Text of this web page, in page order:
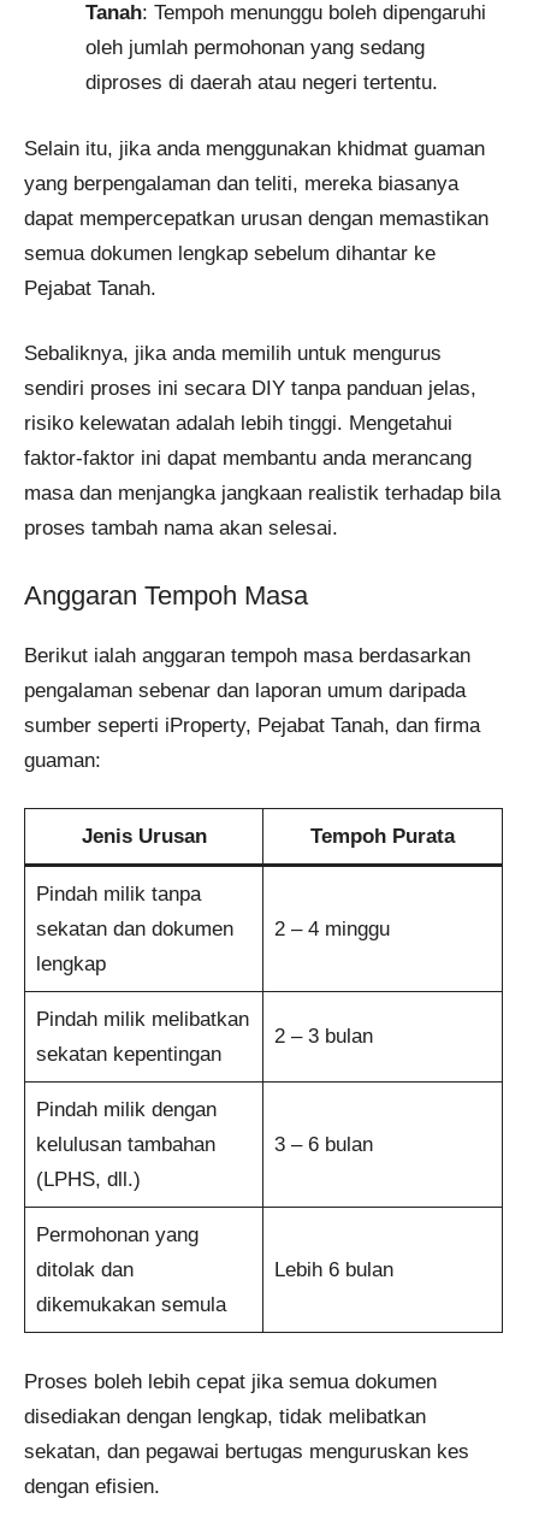
Tanah: Tempoh menunggu boleh dipengaruhi
oleh jumlah permohonan yang sedang
diproses di daerah atau negeri tertentu.
Selain itu, jika anda menggunakan khidmat guaman
yang berpengalaman dan teliti, mereka biasanya
dapat mempercepatkan urusan dengan memastikan
semua dokumen lengkap sebelum dihantar ke
Pejabat Tanah.
Sebaliknya, jika anda memilih untuk mengurus
sendiri proses ini secara DIY tanpa panduan jelas,
risiko kelewatan adalah lebih tinggi. Mengetahui
faktor-faktor ini dapat membantu anda merancang
masa dan menjangka jangkaan realistik terhadap bila
proses tambah nama akan selesai.
Anggaran Tempoh Masa
Berikut ialah anggaran tempoh masa berdasarkan
pengalaman sebenar dan laporan umum daripada
sumber seperti iProperty, Pejabat Tanah, dan firma
guaman:
Jenis Urusan Tempoh Purata
Pindah milik tanpa
sekatan dan dokumen
lengkap
2 – 4 minggu
Pindah milik melibatkan
sekatan kepentingan
2 – 3 bulan
Pindah milik dengan
kelulusan tambahan
(LPHS, dll.)
3 – 6 bulan
Permohonan yang
ditolak dan
dikemukakan semula
Lebih 6 bulan
Proses boleh lebih cepat jika semua dokumen
disediakan dengan lengkap, tidak melibatkan
sekatan, dan pegawai bertugas menguruskan kes
dengan efisien.